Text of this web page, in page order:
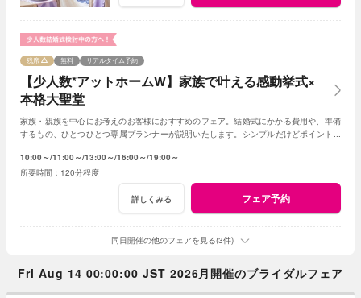
【少人数*アットホームW】家族で叶える感動挙式×
本格大聖堂
残席 無料 リアルタイム予約
家族・親族を中心にお考えのお客様におすすめのフェア。結婚式にかかる費用や、準備
するもの、ひとつひとつ専属プランナーが説明いたします。シンプルだけどポイントを
10:00～ 11:00～ 13:00～ 16:00～ 19:00～
120分程度
詳しくみる フェア予約
同日開催の他のフェアを見る(3件)
Fri Aug 14 00:00:00 JST 2026月開催のブライダルフェア